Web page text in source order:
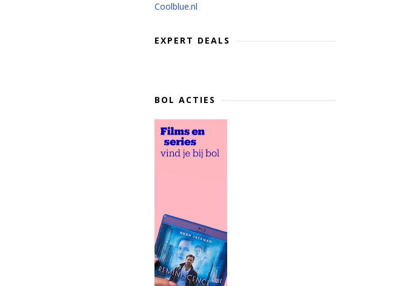
Coolblue.nl
EXPERT DEALS
BOL ACTIES